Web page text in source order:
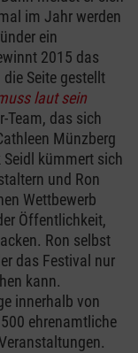
im Jahr werden
ein
2015 das
Seite gestellt
laut sein
Team, das sich
Münzberg
kümmert sich
und Ron
Wettbewerb
Öffentlichkeit,
Ron selbst
das Festival nur
kann.
innerhalb von
ehrenamtliche